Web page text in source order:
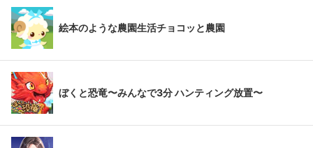
絵本のような農園生活チョコッと農園
ぼくと恐竜〜みんなで3分 ハンティング放置〜